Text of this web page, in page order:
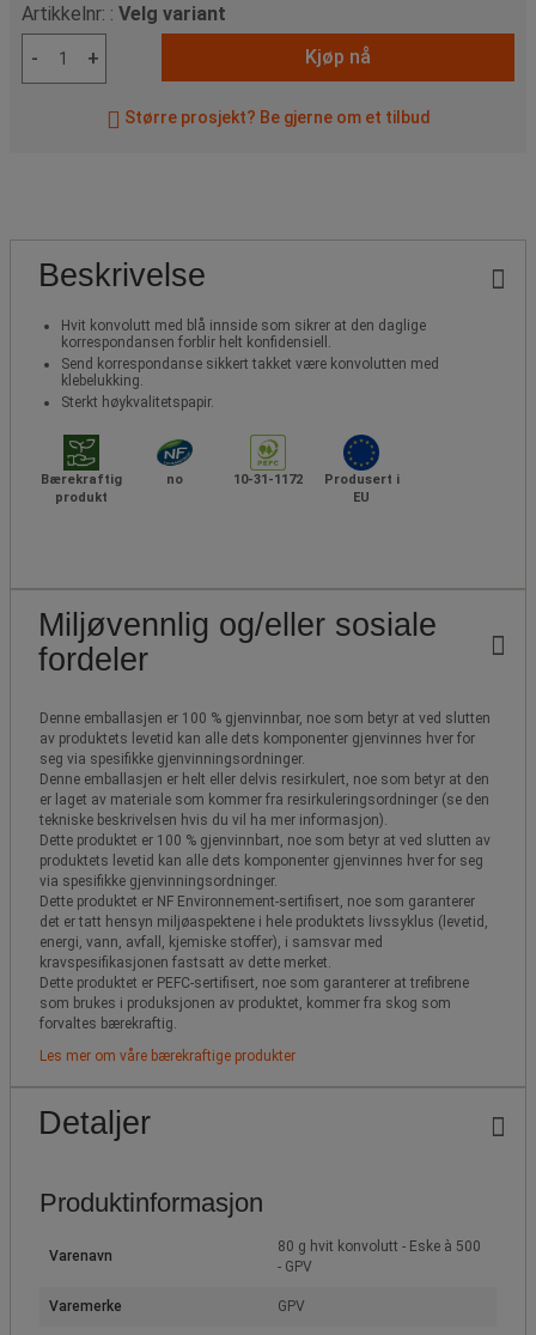
Artikkelnr: : Velg variant
-
+ Kjøp nå
Større prosjekt? Be gjerne om et tilbud
Beskrivelse
Hvit konvolutt med blå innside som sikrer at den daglige
korrespondansen forblir helt konfidensiell.
Send korrespondanse sikkert takket være konvolutten med
klebelukking.
Sterkt høykvalitetspapir.
Bærekraftig
produkt
no 10-31-1172
Produsert i
EU
Miljøvennlig og/eller sosiale
fordeler
Denne emballasjen er 100 % gjenvinnbar, noe som betyr at ved slutten
av produktets levetid kan alle dets komponenter gjenvinnes hver for
seg via spesifikke gjenvinningsordninger.
Denne emballasjen er helt eller delvis resirkulert, noe som betyr at den
er laget av materiale som kommer fra resirkuleringsordninger (se den
tekniske beskrivelsen hvis du vil ha mer informasjon).
Dette produktet er 100 % gjenvinnbart, noe som betyr at ved slutten av
produktets levetid kan alle dets komponenter gjenvinnes hver for seg
via spesifikke gjenvinningsordninger.
Dette produktet er NF Environnement-sertifisert, noe som garanterer
det er tatt hensyn miljøaspektene i hele produktets livssyklus (levetid,
energi, vann, avfall, kjemiske stoffer), i samsvar med
kravspesifikasjonen fastsatt av dette merket.
Dette produktet er PEFC-sertifisert, noe som garanterer at trefibrene
som brukes i produksjonen av produktet, kommer fra skog som
forvaltes bærekraftig.
Les mer om våre bærekraftige produkter
Detaljer
Produktinformasjon
Varenavn
80 g hvit konvolutt - Eske à 500
- GPV
Varemerke GPV